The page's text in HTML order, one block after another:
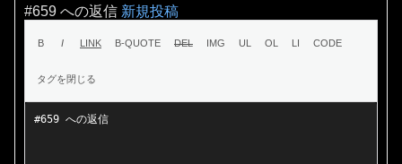
#659 への返信 新規投稿